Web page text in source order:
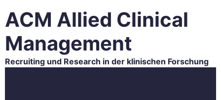
ACM Allied Clinical
Management
Recruiting und Research in der klinischen Forschung